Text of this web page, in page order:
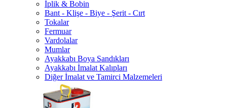
İplik & Bobin
Bant - Klişe - Biye - Şerit - Cırt
Tokalar
Fermuar
Vardolalar
Mumlar
Ayakkabı Boya Sandıkları
Ayakkabı İmalat Kalıpları
Diğer İmalat ve Tamirci Malzemeleri